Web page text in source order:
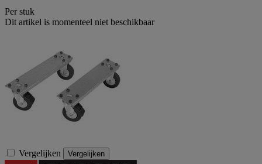
Per stuk
Dit artikel is momenteel niet beschikbaar
Vergelijken Vergelijken